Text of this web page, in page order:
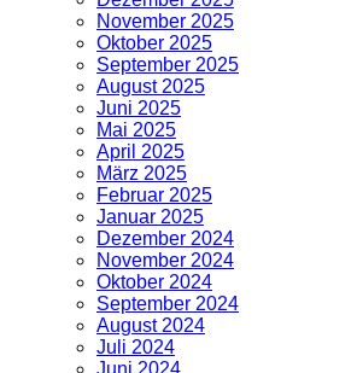
November 2025
Oktober 2025
September 2025
August 2025
Juni 2025
Mai 2025
April 2025
März 2025
Februar 2025
Januar 2025
Dezember 2024
November 2024
Oktober 2024
September 2024
August 2024
Juli 2024
Juni 2024